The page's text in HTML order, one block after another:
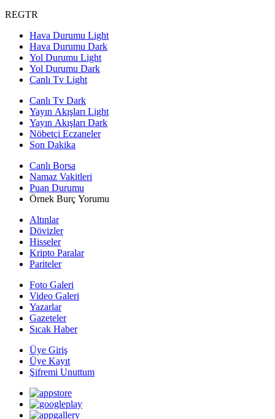
REGTR
Hava Durumu Light
Hava Durumu Dark
Yol Durumu Light
Yol Durumu Dark
Canlı Tv Light
Canlı Tv Dark
Yayın Akışları Light
Yayın Akışları Dark
Nöbetçi Eczaneler
Son Dakika
Canlı Borsa
Namaz Vakitleri
Puan Durumu
Örnek Burç Yorumu
Altınlar
Dövizler
Hisseler
Kripto Paralar
Pariteler
Foto Galeri
Video Galeri
Yazarlar
Gazeteler
Sıcak Haber
Üye Giriş
Üye Kayıt
Şifremi Unuttum